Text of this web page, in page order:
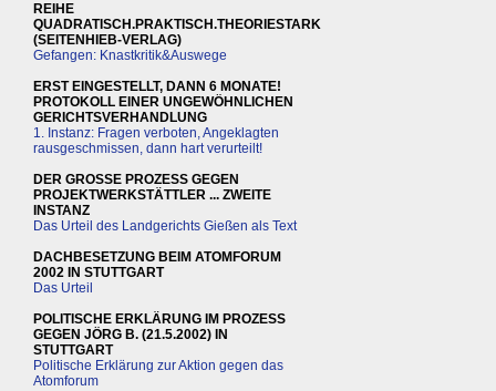
REIHE
QUADRATISCH.PRAKTISCH.THEORIESTARK
(SEITENHIEB-VERLAG)
Gefangen: Knastkritik&Auswege
ERST EINGESTELLT, DANN 6 MONATE!
PROTOKOLL EINER UNGEWÖHNLICHEN
GERICHTSVERHANDLUNG
1. Instanz: Fragen verboten, Angeklagten
rausgeschmissen, dann hart verurteilt!
DER GROSSE PROZESS GEGEN
PROJEKTWERKSTÄTTLER ... ZWEITE
INSTANZ
Das Urteil des Landgerichts Gießen als Text
DACHBESETZUNG BEIM ATOMFORUM
2002 IN STUTTGART
Das Urteil
POLITISCHE ERKLÄRUNG IM PROZESS
GEGEN JÖRG B. (21.5.2002) IN
STUTTGART
Politische Erklärung zur Aktion gegen das
Atomforum